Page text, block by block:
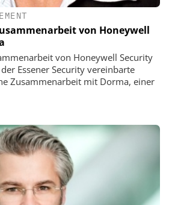
von Honeywell
von Honeywell Security
Essener Security vereinbarte
Zusammenarbeit mit Dorma, einer